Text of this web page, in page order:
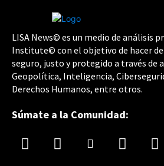
LISA News© es un medio de análisis
Institute© con el objetivo de hacer
seguro, justo y protegido a través de
Geopolítica, Inteligencia,
Derechos Humanos, entre otros.
Súmate a la Comunidad: